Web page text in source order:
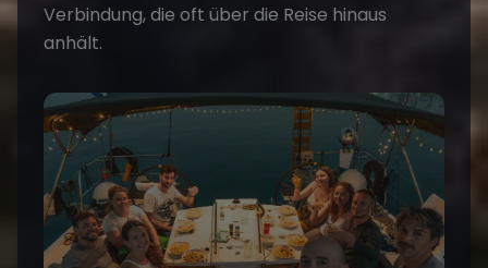
Verbindung, die oft über die Reise hinaus
anhält.